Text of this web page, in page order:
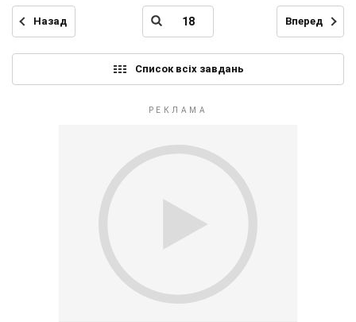
Назад Вперед
Список всіх завдань